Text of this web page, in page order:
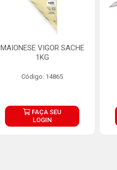
MAIONESE VIGOR SACHE
1KG
Código: 14865
FAÇA SEU
LOGIN